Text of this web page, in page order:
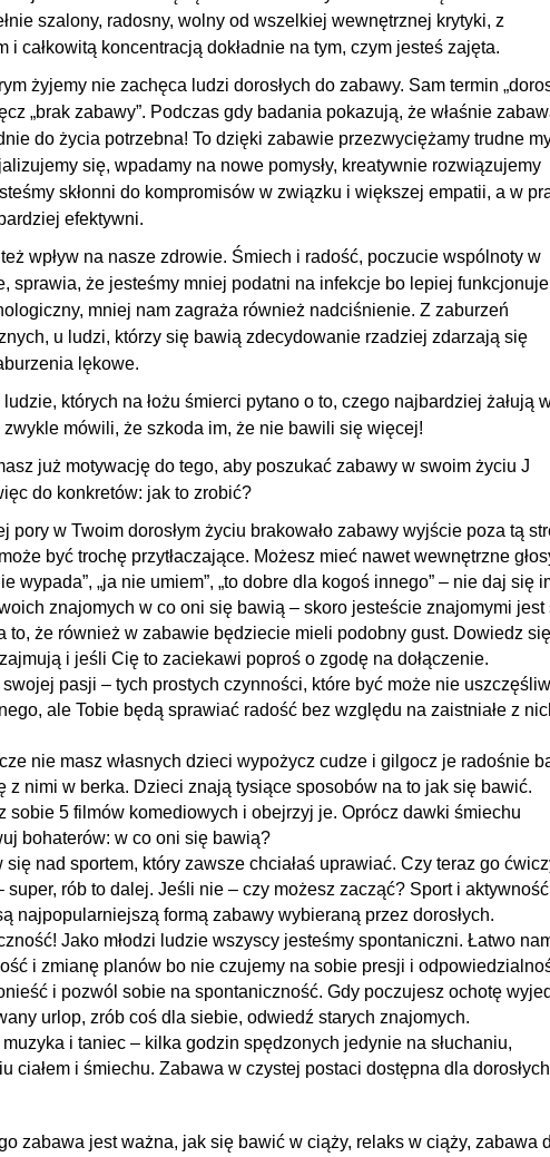
szalony, radosny, wolny od wszelkiej wewnętrznej krytyki, z
i całkowitą koncentracją dokładnie na tym, czym jesteś zajęta.
żyjemy nie zachęca ludzi dorosłych do zabawy. Sam termin
„brak zabawy”. Podczas gdy badania pokazują, że właśnie
do życia potrzebna! To dzięki zabawie przezwyciężamy trudne
się, wpadamy na nowe pomysły, kreatywnie rozwiązujemy
skłonni do kompromisów w związku i większej empatii, a w
efektywni.
wpływ na nasze zdrowie. Śmiech i radość, poczucie wspólnoty w
sprawia, że jesteśmy mniej podatni na infekcje bo lepiej
mniej nam zagraża również nadciśnienie. Z zaburzeń
u ludzi, którzy się bawią zdecydowanie rzadziej zdarzają się
lękowe.
których na łożu śmierci pytano o to, czego najbardziej żałują
mówili, że szkoda im, że nie bawili się więcej!
już motywację do tego, aby poszukać zabawy w swoim życiu J
do konkretów: jak to zrobić?
pory w Twoim dorosłym życiu brakowało zabawy wyjście poza tą
być trochę przytłaczające. Możesz mieć nawet wewnętrzne
wypada”, „ja nie umiem”, „to dobre dla kogoś innego” – nie daj się
znajomych w co oni się bawią – skoro jesteście znajomymi jest
to, że również w zabawie będziecie mieli podobny gust. Dowiedz się
i jeśli Cię to zaciekawi poproś o zgodę na dołączenie.
swojej pasji – tych prostych czynności, które być może nie
ale Tobie będą sprawiać radość bez względu na zaistniałe z
nie masz własnych dzieci wypożycz cudze i gilgocz je radośnie
z nimi w berka. Dzieci znają tysiące sposobów na to jak się bawić.
sobie 5 filmów komediowych i obejrzyj je. Oprócz dawki śmiechu
bohaterów: w co oni się bawią?
się nad sportem, który zawsze chciałaś uprawiać. Czy teraz go
super, rób to dalej. Jeśli nie – czy możesz zacząć? Sport i aktywność
najpopularniejszą formą zabawy wybieraną przez dorosłych.
Jako młodzi ludzie wszyscy jesteśmy spontaniczni. Łatwo
i zmianę planów bo nie czujemy na sobie presji i
i pozwól sobie na spontaniczność. Gdy poczujesz ochotę
urlop, zrób coś dla siebie, odwiedź starych znajomych.
muzyka i taniec – kilka godzin spędzonych jedynie na słuchaniu,
ciałem i śmiechu. Zabawa w czystej postaci dostępna dla
zabawa jest ważna, jak się bawić w ciąży, relaks w ciąży, zabawa